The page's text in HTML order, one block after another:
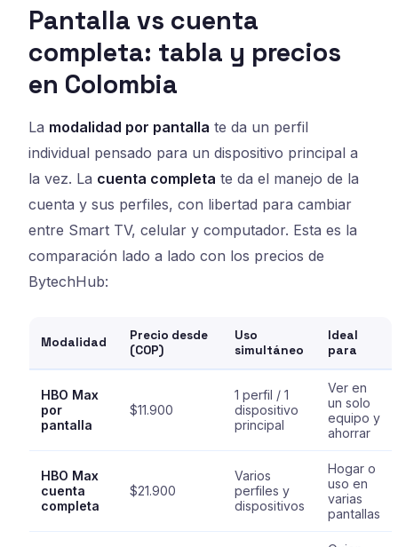
Pantalla vs cuenta
completa: tabla y precios
en Colombia
La modalidad por pantalla te da un perfil
individual pensado para un dispositivo principal a
la vez. La cuenta completa te da el manejo de la
cuenta y sus perfiles, con libertad para cambiar
entre Smart TV, celular y computador. Esta es la
comparación lado a lado con los precios de
BytechHub:
Modalidad
Precio desde
(COP)
Uso
simultáneo
Ideal
para
HBO Max
por
pantalla
$11.900
1 perfil / 1
dispositivo
principal
Ver en
un solo
equipo y
ahorrar
HBO Max
cuenta
completa
$21.900
Varios
perfiles y
dispositivos
Hogar o
uso en
varias
pantallas